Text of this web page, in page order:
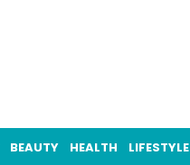
BEAUTY HEALTH LIFESTYLE